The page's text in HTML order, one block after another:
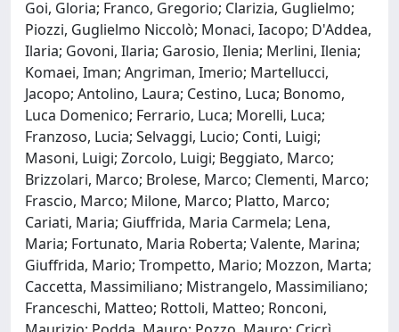
Goi, Gloria; Franco, Gregorio; Clarizia, Guglielmo;
Piozzi, Guglielmo Niccolò; Monaci, Iacopo; D'Addea,
Ilaria; Govoni, Ilaria; Garosio, Ilenia; Merlini, Ilenia;
Komaei, Iman; Angriman, Imerio; Martellucci,
Jacopo; Antolino, Laura; Cestino, Luca; Bonomo,
Luca Domenico; Ferrario, Luca; Morelli, Luca;
Franzoso, Lucia; Selvaggi, Lucio; Conti, Luigi;
Masoni, Luigi; Zorcolo, Luigi; Beggiato, Marco;
Brizzolari, Marco; Brolese, Marco; Clementi, Marco;
Frascio, Marco; Milone, Marco; Platto, Marco;
Cariati, Maria; Giuffrida, Maria Carmela; Lena,
Maria; Fortunato, Maria Roberta; Valente, Marina;
Giuffrida, Mario; Trompetto, Mario; Mozzon, Marta;
Caccetta, Massimiliano; Mistrangelo, Massimiliano;
Franceschi, Matteo; Rottoli, Matteo; Ronconi,